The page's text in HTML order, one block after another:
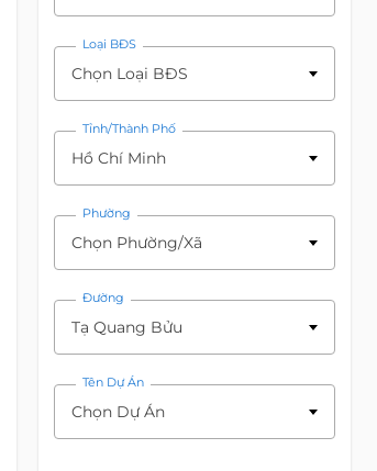
Loại BĐS
Chọn Loại BĐS
Tỉnh/Thành Phố
Hồ Chí Minh
Phường
Chọn Phường/Xã
Đường
Tạ Quang Bửu
Tên Dự Án
Chọn Dự Án